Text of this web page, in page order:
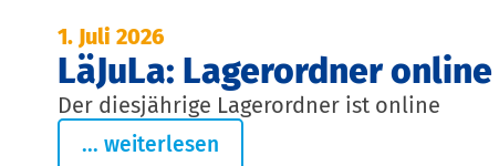
1. Juli 2026
LäJuLa: Lagerordner online
Der diesjährige Lagerordner ist online
... weiterlesen